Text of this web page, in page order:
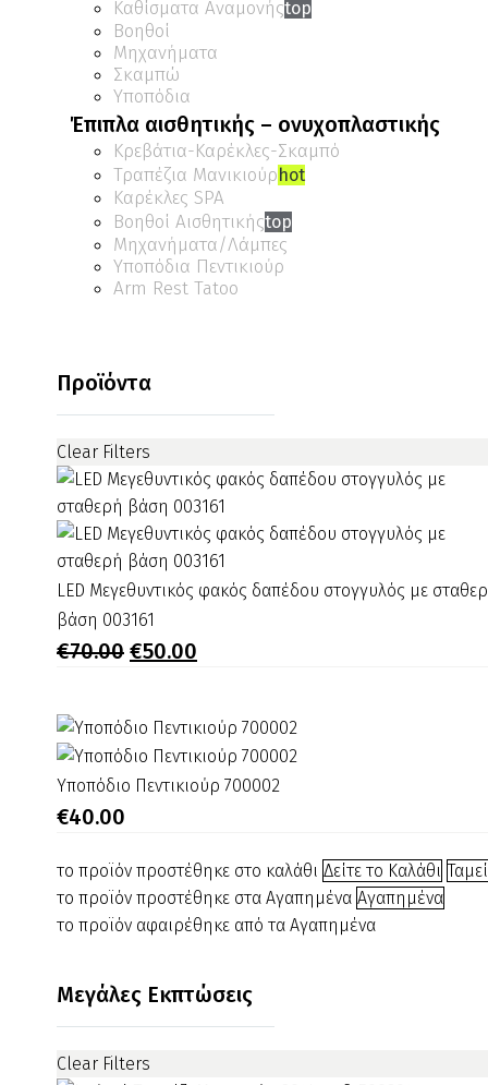
Καθίσματα Αναμονήςtop
Βοηθοί
Μηχανήματα
Σκαμπώ
Υποπόδια
Έπιπλα αισθητικής – ονυχοπλαστικής
Κρεβάτια-Καρέκλες-Σκαμπό
Τραπέζια Μανικιούρhot
Καρέκλες SPA
Βοηθοί Αισθητικήςtop
Μηχανήματα/Λάμπες
Υποπόδια Πεντικιούρ
Arm Rest Tatoo
Προϊόντα
Clear Filters
LED
Μεγεθυντικός
φακός
με
σταθερή
βάση
003161
LED Μεγεθυντικός φακός δαπέδου στογγυλός με
βάση 003161
€70.00 Original
€70.00.
€50.00
είναι:
€50.00.
Υποπόδιο
Πεντικιούρ
Υποπόδιο Πεντικιούρ 700002
€40.00
το προϊόν προστέθηκε στο καλάθι Δείτε το Καλάθι
το προϊόν προστέθηκε στα Αγαπημένα Αγαπημένα
το προϊόν αφαιρέθηκε από τα Αγαπημένα
Μεγάλες Εκπτώσεις
Clear Filters